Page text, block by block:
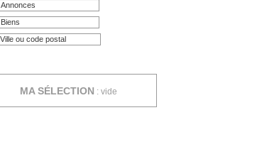
Annonces
Biens
MA SÉLECTION : vide